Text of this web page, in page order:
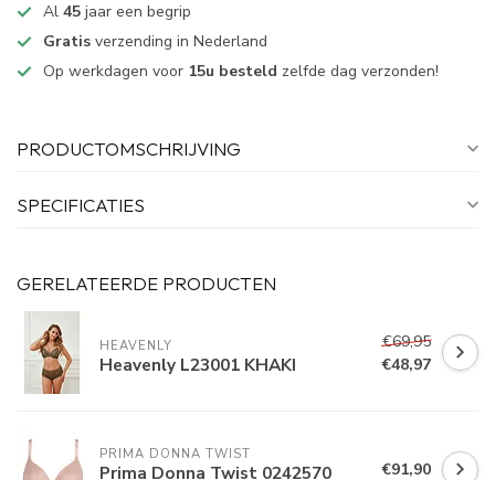
Al 45 jaar een begrip
Gratis verzending in Nederland
Op werkdagen voor 15u besteld zelfde dag verzonden!
PRODUCTOMSCHRIJVING
SPECIFICATIES
GERELATEERDE PRODUCTEN
HEAVENLY
Heavenly L23001 KHAKI
€69,95
€48,97
PRIMA DONNA TWIST
Prima Donna Twist 0242570 €91,90